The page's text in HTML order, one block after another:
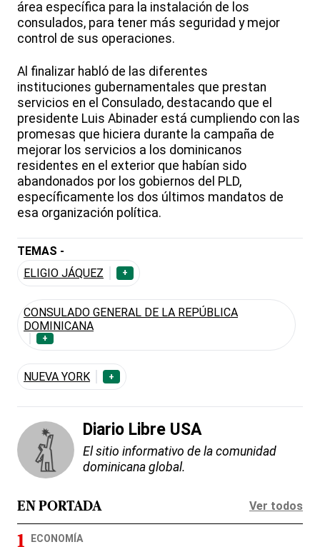
área específica para la instalación de los
consulados, para tener más seguridad y mejor
control de sus operaciones.
Al finalizar habló de las diferentes
instituciones gubernamentales que prestan
servicios en el Consulado, destacando que el
presidente Luis Abinader está cumpliendo con las
promesas que hiciera durante la campaña de
mejorar los servicios a los dominicanos
residentes en el exterior que habían sido
abandonados por los gobiernos del PLD,
específicamente los dos últimos mandatos de
esa organización política.
TEMAS -
ELIGIO JÁQUEZ
+
CONSULADO GENERAL DE LA REPÚBLICA
DOMINICANA
+
NUEVA YORK +
Diario Libre USA
El sitio informativo de la comunidad
dominicana global.
EN PORTADA Ver todos
ECONOMÍA